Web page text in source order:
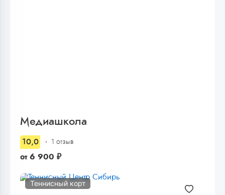
Медиашкола
10,0 1 отзыв
от 6 900 ₽
Теннисный корт